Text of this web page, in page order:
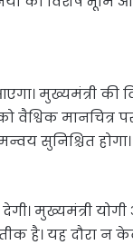
मुख्यमंत्री की
वैश्विक
सुनिश्चित होगा।
मुख्यमंत्री
है। यह दौरा न